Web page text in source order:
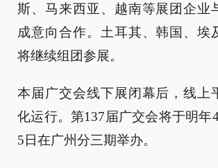
斯、马来西亚、越南等展团企业
成意向合作。土耳其、韩国、埃
将继续组团参展。
本届广交会线下展闭幕后，线上
化运行。第137届广交会将于明年
5日在广州分三期举办。